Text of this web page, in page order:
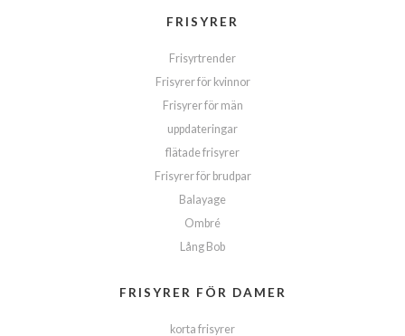
FRISYRER
Frisyrtrender
Frisyrer för kvinnor
Frisyrer för män
uppdateringar
flätade frisyrer
Frisyrer för brudpar
Balayage
Ombré
Lång Bob
FRISYRER FÖR DAMER
korta frisyrer